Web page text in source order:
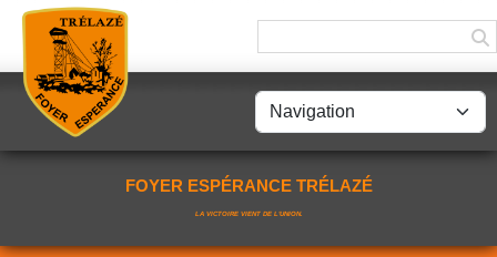
FOYER ESPÉRANCE TRÉLAZÉ
LA VICTOIRE VIENT DE L'UNION.
Panneau de gestion des cookies